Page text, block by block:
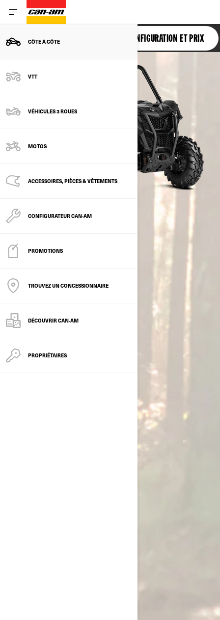
CÔTE À CÔTE
VTT
VÉHICULES 3 ROUES
MOTOS
ACCESSOIRES, PIÈCES & VÊTEMENTS
CONFIGURATEUR CAN‑AM
PROMOTIONS
TROUVEZ UN CONCESSIONNAIRE
DÉCOUVRIR CAN‑AM
PROPRIÉTAIRES
MAVERICK TRAIL CONFIGURATION ET PRIX